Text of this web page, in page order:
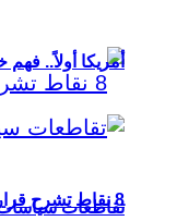
8 نقاط تشرح قرارات قمة كمبالا بشأن “بعثة أوصوم” في الصومال؟
أمريكا أولاً..
تقاطعات سياسات